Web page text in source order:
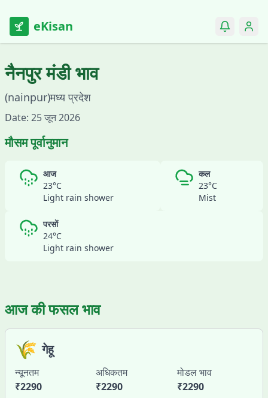
eKisan
नैनपुरमंडी भाव
(nainpur)मध्य प्रदेश
Date: 25 जून 2026
मौसम पूर्वानुमान
आज
23°C
Light rain shower
कल
23°C
Mist
परसों
24°C
Light rain shower
आज की फसल भाव
🌾 गेहू
न्यूनतम
₹2290
अधिकतम
₹2290
मोडल भाव
₹2290